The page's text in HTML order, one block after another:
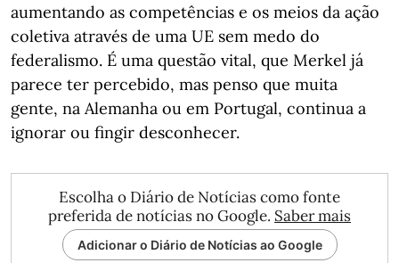
aumentando as competências e os meios da ação
coletiva através de uma UE sem medo do
federalismo. É uma questão vital, que Merkel já
parece ter percebido, mas penso que muita
gente, na Alemanha ou em Portugal, continua a
ignorar ou fingir desconhecer.
Escolha o Diário de Notícias como fonte
preferida de notícias no Google. Saber mais
Adicionar o Diário de Notícias ao Google